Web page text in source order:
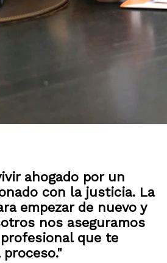
ahogado por un
con la justicia. La
empezar de nuevo y
nos aseguramos
que te